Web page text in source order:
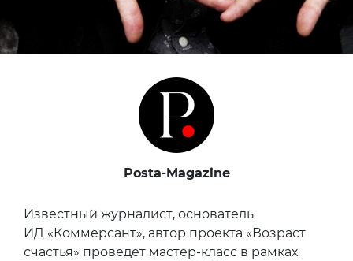
Posta-Magazine
Известный журналист, основатель
ИД «Коммерсант», автор проекта «Возраст
счастья» проведет мастер-класс в рамках